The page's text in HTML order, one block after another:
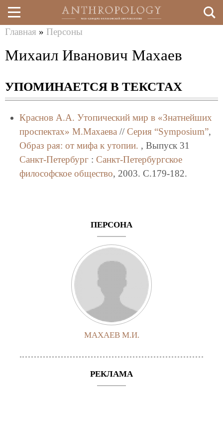
Перейти
к
содержанию
здесь
Главная » Персоны
Михаил Иванович Махаев
УПОМИНАЕТСЯ В ТЕКСТАХ
Краснов А.А. Утопический мир в «Знатнейших
проспектах» М.Махаева// Серия “Symposium”,
Образ рая: от мифа к утопии. , Выпуск 31
Санкт-Петербург: Санкт-Петербургское
философское общество, 2003. C.179-182.
ПЕРСОНА
МАХАЕВ М.И.
РЕКЛАМА